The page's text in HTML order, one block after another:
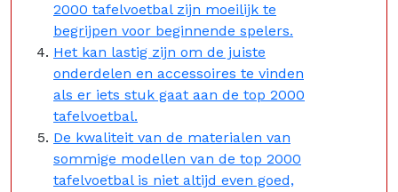
2000 tafelvoetbal zijn moeilijk te
begrijpen voor beginnende spelers.
Het kan lastig zijn om de juiste
onderdelen en accessoires te vinden
als er iets stuk gaat aan de top 2000
tafelvoetbal.
De kwaliteit van de materialen van
sommige modellen van de top 2000
tafelvoetbal is niet altijd even goed,